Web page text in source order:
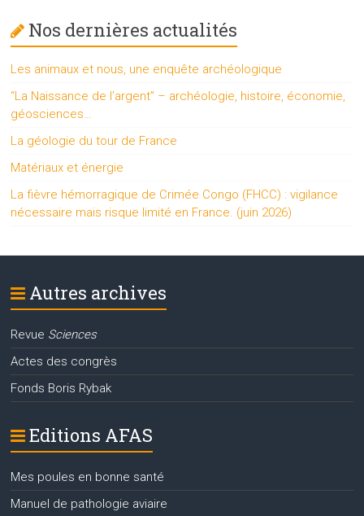
Nos dernières actualités
Les animaux et nous, une enquête archéologique
“La Naissance de l’argent” – archéologie, histoire, économie,
géosciences…
La géologie du tour de France
Matériaux et énergie
La fièvre hémorragique de Crimée Congo (FHCC) : vigilance
nécessaire mais risque limité en France. (juin 2026)
Autres archives
Revue Sciences
Actes des congrès
Fonds Boris Rybak
Editions AFAS
Mes poules en bonne santé
Manuel de pathologie aviaire